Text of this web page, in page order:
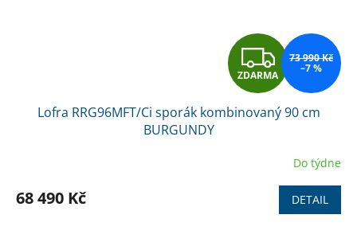
Z
D
A
R
M
A
ZDARMA
73 990 Kč
–7 %
Lofra RRG96MFT/Ci sporák kombinovaný 90 cm
BURGUNDY
Do týdne
68 490 Kč DETAIL